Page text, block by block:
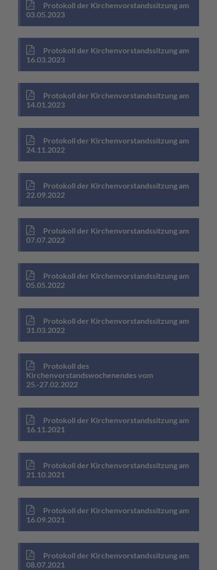
Protokoll der Kirchenvorstandssitzung am
03.05.2023
Protokoll der Kirchenvorstandssitzung am
16.03.2023
Protokoll der Kirchenvorstandssitzung am
14.01.2023
Protokoll der Kirchenvorstandssitzung am
24.11.2022
Protokoll der Kirchenvorstandssitzung am
22.09.2022
Protokoll der Kirchenvorstandssitzung am
07.07.2022
Protokoll der Kirchenvorstandssitzung am
05.05.2022
Protokoll der Kirchenvorstandssitzung am
31.03.2022
Protokoll des
Kirchenvorstandswochenendes vom
25.-27.02.2022
Protokoll der Kirchenvorstandssitzung am
16.11.2021
Protokoll der Kirchenvorstandssitzung am
21.10.2021
Protokoll der Kirchenvorstandssitzung am
16.09.2021
Protokoll der Kirchenvorstandssitzung am
08.07.2021